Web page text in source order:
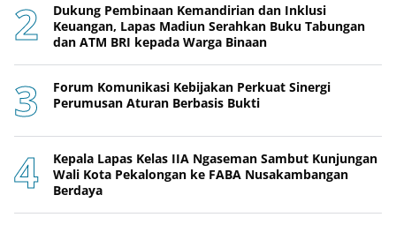
Dukung Pembinaan Kemandirian dan Inklusi
Keuangan, Lapas Madiun Serahkan Buku Tabungan
dan ATM BRI kepada Warga Binaan
Forum Komunikasi Kebijakan Perkuat Sinergi
Perumusan Aturan Berbasis Bukti
Kepala Lapas Kelas IIA Ngaseman Sambut Kunjungan
Wali Kota Pekalongan ke FABA Nusakambangan
Berdaya